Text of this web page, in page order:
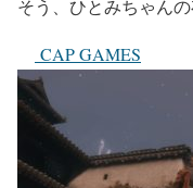
そう、ひとみちゃんの
CAP GAMES